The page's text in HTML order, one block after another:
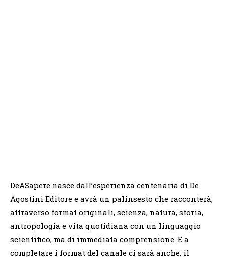
DeASapere nasce dall’esperienza centenaria di De
Agostini Editore e avrà un palinsesto che racconterà,
attraverso format originali, scienza, natura, storia,
antropologia e vita quotidiana con un linguaggio
scientifico, ma di immediata comprensione. E a
completare i format del canale ci sarà anche, il